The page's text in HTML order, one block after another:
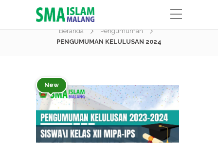
Beranda
Pengumuman
PENGUMUMAN KELULUSAN 2024
New